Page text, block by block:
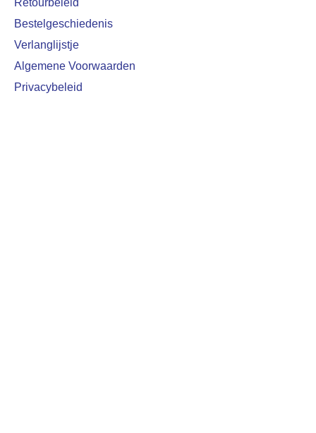
Retourbeleid
Bestelgeschiedenis
Verlanglijstje
Algemene Voorwaarden
Privacybeleid